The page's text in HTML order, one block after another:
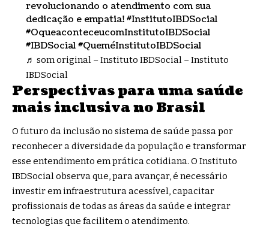
revolucionando o atendimento com sua
dedicação e empatia!#InstitutoIBDSocial
#OqueaconteceucomInstitutoIBDSocial
#IBDSocial #QueméInstitutoIBDSocial
♬ som original – Instituto IBDSocial – Instituto
IBDSocial
Perspectivas para uma saúde
mais inclusiva no Brasil
O futuro da inclusão no sistema de saúde passa por
reconhecer a diversidade da população e transformar
esse entendimento em prática cotidiana. O Instituto
IBDSocial observa que, para avançar, é necessário
investir em infraestrutura acessível, capacitar
profissionais de todas as áreas da saúde e integrar
tecnologias que facilitem o atendimento.